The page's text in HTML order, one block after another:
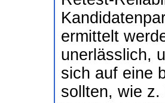
ermittelt
unerlässlich,
sich auf eine
sollten, wie